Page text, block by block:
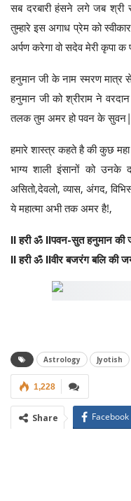
सब दरबारी हंसने लगे जब श्री
तुम्हारे इस अगाध प्रेम को
अर्पण करेगा वो सदेव मेरी कृपा क
हनुमान जी के नाम स्मरण मात्र
हनुमान जी को श्रीराम ने
तलक तुम अमर हो पवन के
हमारे शास्त्र कहते है की कुछ
भाग्य शाली इंसानों को
असितो,देवलो, व्यास, अंगद,
ये महात्मा अभी तक अमर है!,
ll हरी ॐ llपवन-सुत हनुमान
ll हरी ॐ llवीर बजरंग बलि की
Astrology Jyotish
1,228
Share Facebook